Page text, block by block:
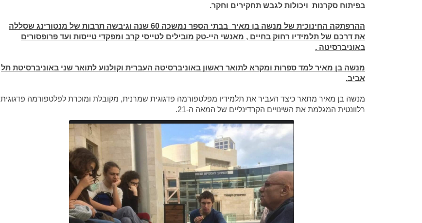
בפיתוח סקרנות ויכולות לגבש תחקירים וחקר.
ההרפתקה החינוכית של מנשה בן מאיר בבתי הספר נמשכה 60 שנה וגיבשה תרבות של מנטורינג שסללה
את דרכם של תלמידיו רחוק בחיים , מאנשי היי-טק מובילים לטייסי קרב ומפקדי טייסות ועד פרופסורים
באוניברסיטה .
מנשה בן מאיר למד ספרות ומקרא לתואר ראשון באוניברסיטה העברית וקולנוע לתואר שני באוניברסיטת תל
אביב.
מנשה בן מאיר מתאר כיצד העביר את תלמידיו מפלטפורמה פדגוגית שמרנית, מקובלת ומוכרת לפלטפורמה פדגוגית
רלוונטית המגלמת את השינויים הקרדינליים של המאה ה-21.